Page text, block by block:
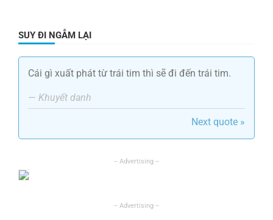
SUY ĐI NGẪM LẠI
Cái gì xuất phát từ trái tim thì sẽ đi đến trái tim.
— Khuyết danh
Next quote »